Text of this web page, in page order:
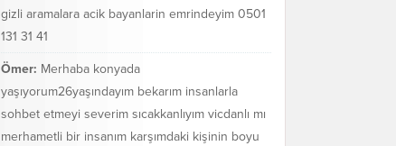
gizli aramalara acik bayanlarin emrindeyim 0501
131 31 41
Ömer: Merhaba konyada
yaşıyorum26yaşındayım bekarım insanlarla
sohbet etmeyi severim sıcakkanlıyım vicdanlı mı
merhametli bir insanım karşımdaki kişinin boyu